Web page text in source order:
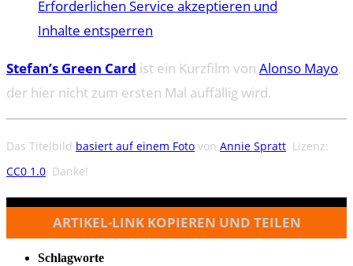
Erforderlichen Service akzeptieren und
Inhalte entsperren
Stefan’s Green Card ist ein Kurzfilm von Alonso Mayo,
der hier nicht zum ersten Mal auffällig wird.
Das Titelbild basiert auf einem Foto von Annie Spratt. Lizenz:
CC0 1.0. Danke!
ARTIKEL-LINK KOPIEREN UND TEILEN
Schlagworte